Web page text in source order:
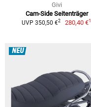
Givi
Cam-Side Seitenträger
UVP 350,50 €2 280,40 €1
NEU